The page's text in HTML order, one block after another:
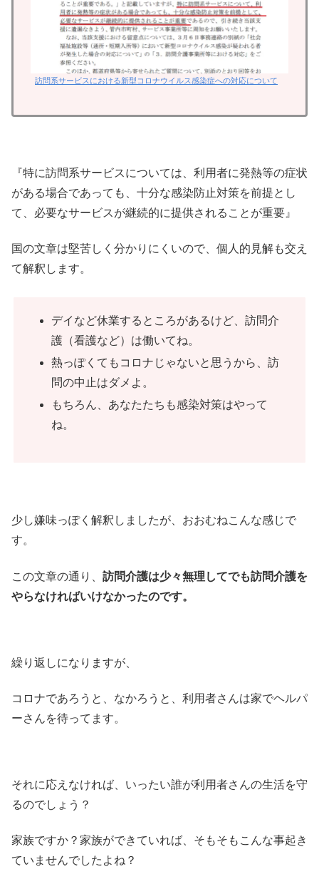
訪問系サービスにおける新型コロナウイルス感染症への対応について
『特に訪問系サービスについては、利用者に発熱等の症状
がある場合であっても、十分な感染防止対策を前提とし
て、必要なサービスが継続的に提供されることが重要』
国の文章は堅苦しく分かりにくいので、個人的見解も交え
て解釈します。
デイなど休業するところがあるけど、訪問介
護（看護など）は働いてね。
熱っぽくてもコロナじゃないと思うから、訪
問の中止はダメよ。
もちろん、あなたたちも感染対策はやって
ね。
少し嫌味っぽく解釈しましたが、おおむねこんな感じで
す。
この文章の通り、 訪問介護は少々無理してでも訪問介護を
やらなければいけなかったのです。
繰り返しになりますが、
コロナであろうと、なかろうと、利用者さんは家でヘルパ
ーさんを待ってます。
それに応えなければ、いったい誰が利用者さんの生活を守
るのでしょう？
家族ですか？家族ができていれば、そもそもこんな事起き
ていませんでしたよね？